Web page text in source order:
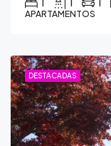
APARTAMENTOS
DESTACADAS